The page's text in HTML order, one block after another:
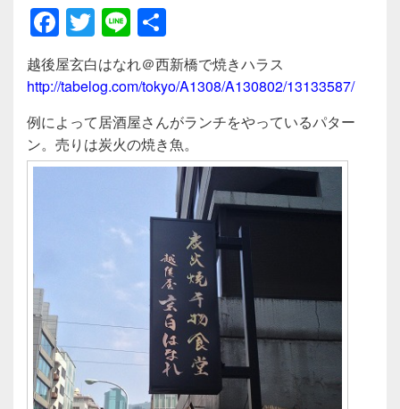
F
a
c
e
b
o
T
wi
tt
er
Li
n
e
有
越後屋玄白はなれ＠西新橋で焼きハラス
http://tabelog.com/tokyo/A1308/A130802/13133587/
例によって居酒屋さんがランチをやっているパター
ン。売りは炭火の焼き魚。